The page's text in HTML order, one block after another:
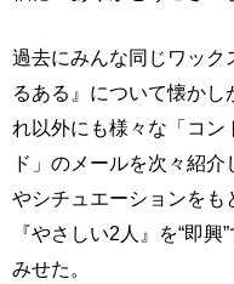
過去にみんな同じワック
るある』について懐かし
れ以外にも様々な「コン
ド」のメールを次々紹
やシチュエーションをも
『やさしい2人』を“即
みせた。